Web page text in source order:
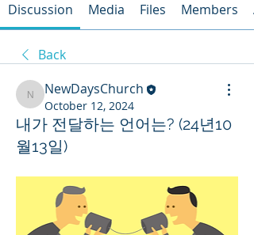
Discussion Media Files Members
Back
NewDaysChurch
NewDaysChurch
October 12, 2024
내가 전달하는 언어는? (24년10
월13일)